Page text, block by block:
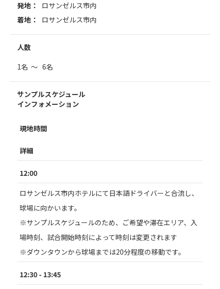
発地：
ロサンゼルス市内
着地：
ロサンゼルス市内
人数
1名 ～ 6名
サンプルスケジュール
インフォメーション
現地時間
詳細
12:00
ロサンゼルス市内ホテルにて日本語ドライバーと合流し、
球場に向かいます。
※サンプルスケジュールのため、ご希望や滞在エリア、入
場時刻、試合開始時刻によって時刻は変更されます
※ダウンタウンから球場までは20分程度の移動です。
12:30 - 13:45